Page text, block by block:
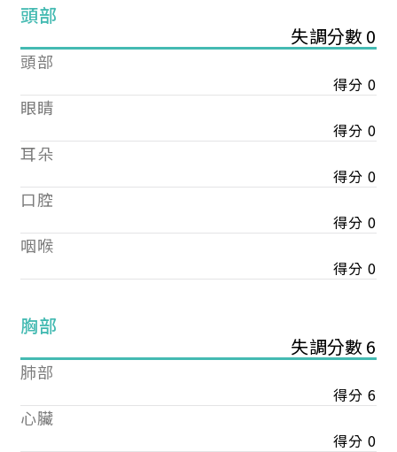
頭部
失調分數 0
頭部
得分 0
眼睛
得分 0
耳朵
得分 0
口腔
得分 0
咽喉
得分 0
胸部
失調分數 6
肺部
得分 6
心臟
得分 0